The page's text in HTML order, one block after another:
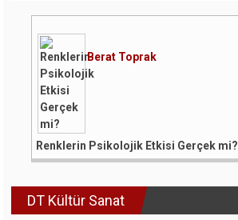
Berat Toprak
Renklerin Psikolojik Etkisi Gerçek mi?
DT Kültür Sanat